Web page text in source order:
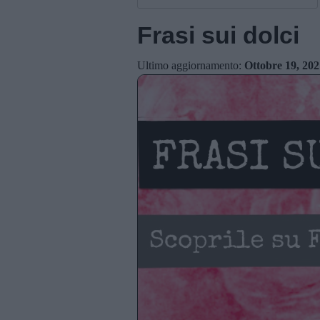
Frasi sui dolci
Ultimo aggiornamento: Ottobre 19,